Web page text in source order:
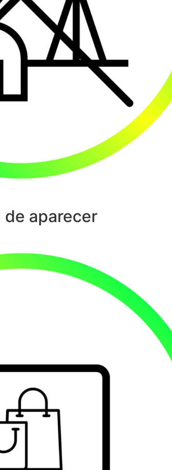
de aparecer